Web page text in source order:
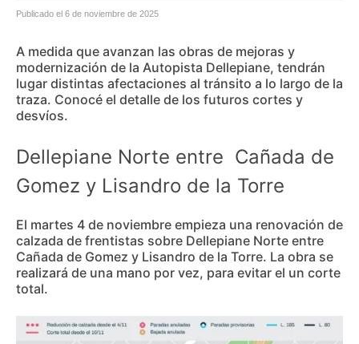
Publicado el 6 de noviembre de 2025
A medida que avanzan las obras de mejoras y
modernización de la Autopista Dellepiane, tendrán
lugar distintas afectaciones al tránsito a lo largo de la
traza. Conocé el detalle de los futuros cortes y
desvíos.
Dellepiane Norte entre Cañada de
Gomez y Lisandro de la Torre
El martes 4 de noviembre empieza una renovación de
calzada de frentistas sobre Dellepiane Norte entre
Cañada de Gomez y Lisandro de la Torre. La obra se
realizará de una mano por vez, para evitar el un corte
total.